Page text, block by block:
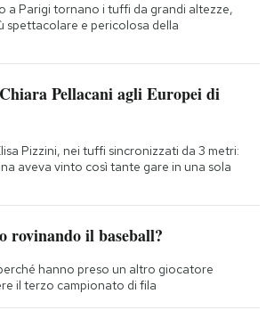
a Parigi tornano i tuffi da grandi altezze,
spettacolare e pericolosa della
Pellacani agli Europei di
Pizzini, nei tuffi sincronizzati da 3 metri:
aveva vinto così tante gare in una sola
rovinando il baseball?
hanno preso un altro giocatore
il terzo campionato di fila